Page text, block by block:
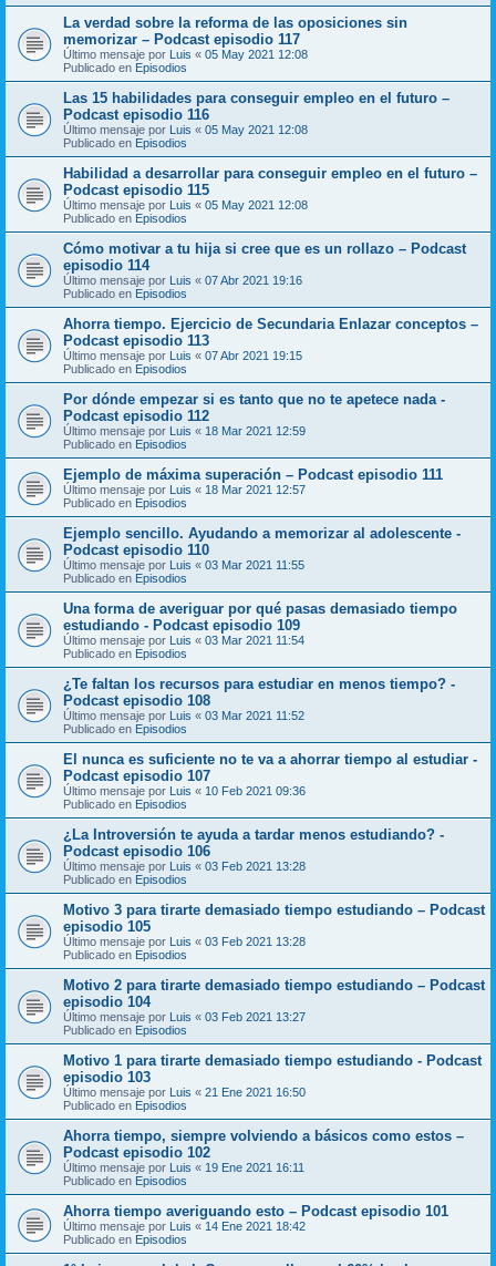
La verdad sobre la reforma de las oposiciones sin
memorizar – Podcast episodio 117
Último mensaje por Luis « 05 May 2021 12:08
Publicado en Episodios
Las 15 habilidades para conseguir empleo en el futuro –
Podcast episodio 116
Último mensaje por Luis « 05 May 2021 12:08
Publicado en Episodios
Habilidad a desarrollar para conseguir empleo en el futuro –
Podcast episodio 115
Último mensaje por Luis « 05 May 2021 12:08
Publicado en Episodios
Cómo motivar a tu hija si cree que es un rollazo – Podcast
episodio 114
Último mensaje por Luis « 07 Abr 2021 19:16
Publicado en Episodios
Ahorra tiempo. Ejercicio de Secundaria Enlazar conceptos –
Podcast episodio 113
Último mensaje por Luis « 07 Abr 2021 19:15
Publicado en Episodios
Por dónde empezar si es tanto que no te apetece nada -
Podcast episodio 112
Último mensaje por Luis « 18 Mar 2021 12:59
Publicado en Episodios
Ejemplo de máxima superación – Podcast episodio 111
Último mensaje por Luis « 18 Mar 2021 12:57
Publicado en Episodios
Ejemplo sencillo. Ayudando a memorizar al adolescente -
Podcast episodio 110
Último mensaje por Luis « 03 Mar 2021 11:55
Publicado en Episodios
Una forma de averiguar por qué pasas demasiado tiempo
estudiando - Podcast episodio 109
Último mensaje por Luis « 03 Mar 2021 11:54
Publicado en Episodios
¿Te faltan los recursos para estudiar en menos tiempo? -
Podcast episodio 108
Último mensaje por Luis « 03 Mar 2021 11:52
Publicado en Episodios
El nunca es suficiente no te va a ahorrar tiempo al estudiar -
Podcast episodio 107
Último mensaje por Luis « 10 Feb 2021 09:36
Publicado en Episodios
¿La Introversión te ayuda a tardar menos estudiando? -
Podcast episodio 106
Último mensaje por Luis « 03 Feb 2021 13:28
Publicado en Episodios
Motivo 3 para tirarte demasiado tiempo estudiando – Podcast
episodio 105
Último mensaje por Luis « 03 Feb 2021 13:28
Publicado en Episodios
Motivo 2 para tirarte demasiado tiempo estudiando – Podcast
episodio 104
Último mensaje por Luis « 03 Feb 2021 13:27
Publicado en Episodios
Motivo 1 para tirarte demasiado tiempo estudiando - Podcast
episodio 103
Último mensaje por Luis « 21 Ene 2021 16:50
Publicado en Episodios
Ahorra tiempo, siempre volviendo a básicos como estos –
Podcast episodio 102
Último mensaje por Luis « 19 Ene 2021 16:11
Publicado en Episodios
Ahorra tiempo averiguando esto – Podcast episodio 101
Último mensaje por Luis « 14 Ene 2021 18:42
Publicado en Episodios